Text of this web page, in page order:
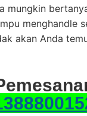
mungkin
menghandle
akan Anda